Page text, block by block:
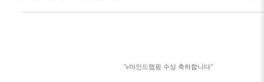
"e마인드맵핑 수상 축하합니다"